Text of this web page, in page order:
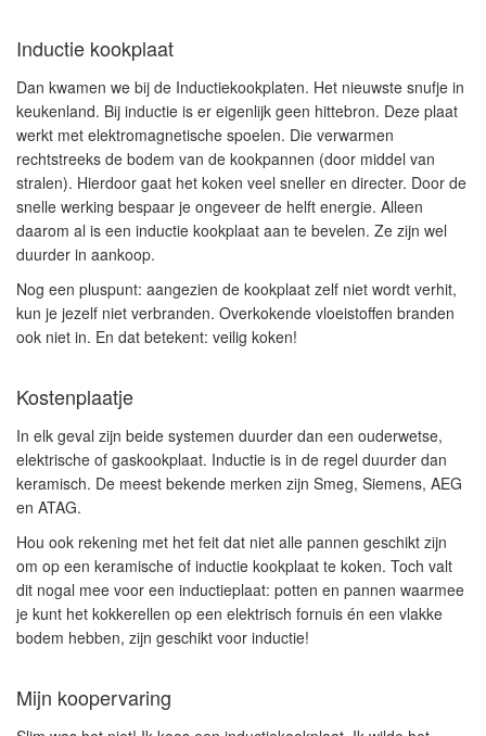
Inductie kookplaat
Dan kwamen we bij de Inductiekookplaten. Het nieuwste snufje in
keukenland. Bij inductie is er eigenlijk geen hittebron. Deze plaat
werkt met elektromagnetische spoelen. Die verwarmen
rechtstreeks de bodem van de kookpannen (door middel van
stralen). Hierdoor gaat het koken veel sneller en directer. Door de
snelle werking bespaar je ongeveer de helft energie. Alleen
daarom al is een inductie kookplaat aan te bevelen. Ze zijn wel
duurder in aankoop.
Nog een pluspunt: aangezien de kookplaat zelf niet wordt verhit,
kun je jezelf niet verbranden. Overkokende vloeistoffen branden
ook niet in. En dat betekent: veilig koken!
Kostenplaatje
In elk geval zijn beide systemen duurder dan een ouderwetse,
elektrische of gaskookplaat. Inductie is in de regel duurder dan
keramisch. De meest bekende merken zijn Smeg, Siemens, AEG
en ATAG.
Hou ook rekening met het feit dat niet alle pannen geschikt zijn
om op een keramische of inductie kookplaat te koken. Toch valt
dit nogal mee voor een inductieplaat: potten en pannen waarmee
je kunt het kokkerellen op een elektrisch fornuis én een vlakke
bodem hebben, zijn geschikt voor inductie!
Mijn koopervaring